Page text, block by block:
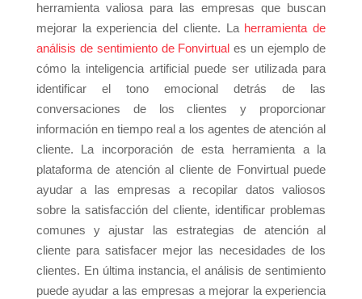
herramienta valiosa para las empresas que buscan
mejorar la experiencia del cliente. La herramienta de
análisis de sentimiento de Fonvirtual es un ejemplo de
cómo la inteligencia artificial puede ser utilizada para
identificar el tono emocional detrás de las
conversaciones de los clientes y proporcionar
información en tiempo real a los agentes de atención al
cliente. La incorporación de esta herramienta a la
plataforma de atención al cliente de Fonvirtual puede
ayudar a las empresas a recopilar datos valiosos
sobre la satisfacción del cliente, identificar problemas
comunes y ajustar las estrategias de atención al
cliente para satisfacer mejor las necesidades de los
clientes. En última instancia, el análisis de sentimiento
puede ayudar a las empresas a mejorar la experiencia